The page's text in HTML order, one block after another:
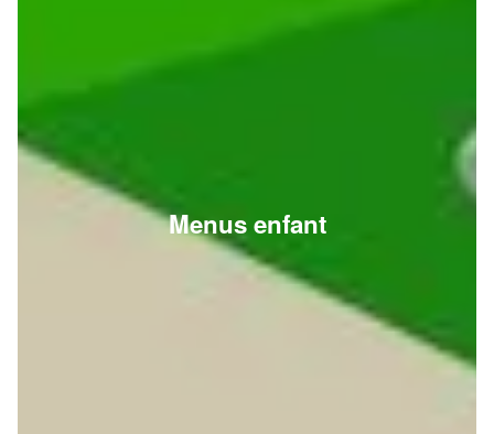
Menus enfant